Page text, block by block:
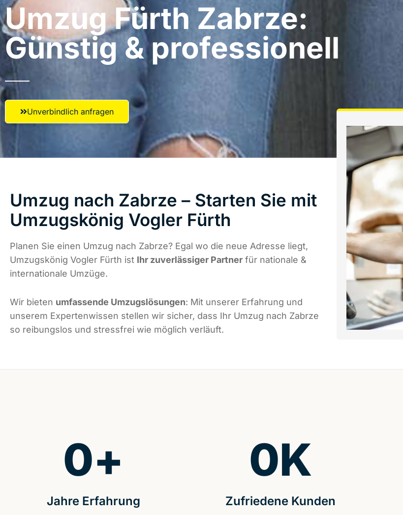
Umzug Fürth​ Zabrze:
Günstig & professionell​
Unverbindlich anfragen
Umzug nach Zabrze – Starten Sie mit
Umzugskönig Vogler Fürth
Planen Sie einen Umzug nach Zabrze? Egal wo die neue Adresse liegt,
Umzugskönig Vogler Fürth ist Ihr zuverlässiger Partner für nationale &
internationale Umzüge.
Wir bieten umfassende Umzugslösungen: Mit unserer Erfahrung und
unserem Expertenwissen stellen wir sicher, dass Ihr Umzug nach Zabrze
so reibungslos und stressfrei wie möglich verläuft.
Jahre Erfahrung
0+
Zufriedene Kunden
0K